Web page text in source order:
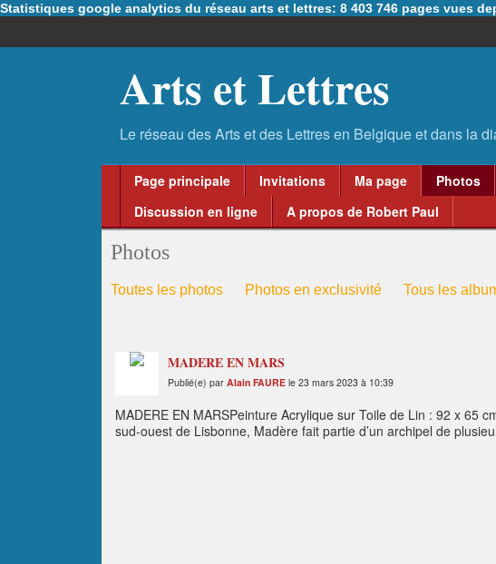
Statistiques google analytics du réseau arts et lettres: 8 403 746 pages vues
Arts et Lettres
Page principale Invitations Ma page Photos
Discussion en ligne
A propos de Robert Paul
Photos
Toutes les photos Photos en exclusivité Tous les
MADERE EN MARS
Publié(e) par Alain FAURE le 23 mars 2023 à 10:39
MADERE EN MARSPeinture Acrylique sur Toile de Lin : 92 x 65
sud-ouest de Lisbonne, Madère fait partie d’un archipel de
cœur de l’île dans la montagne. Très verdoyante la forêt